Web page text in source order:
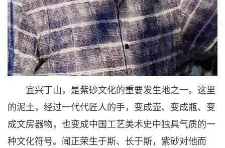
宜兴丁山，是紫砂文化的重要发生地之一。这里
的泥土，经过一代代匠人的手，变成壶、变成瓶、变
成文房器物，也变成中国工艺美术史中独具气质的一
种文化符号。闻正荣生于斯、长于斯，紫砂对他而